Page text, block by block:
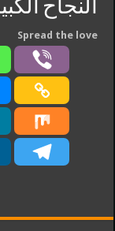
النجاح
Spread the love